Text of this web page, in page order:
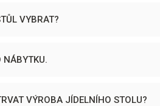
VYBRAT?
VÝROBA JÍDELNÍHO STOLU?